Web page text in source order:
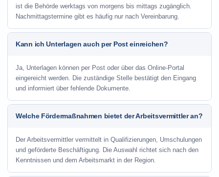
ist die Behörde werktags von morgens bis mittags zugänglich.
Nachmittagstermine gibt es häufig nur nach Vereinbarung.
Kann ich Unterlagen auch per Post einreichen?
Ja, Unterlagen können per Post oder über das Online-Portal
eingereicht werden. Die zuständige Stelle bestätigt den Eingang
und informiert über fehlende Dokumente.
Welche Fördermaßnahmen bietet der Arbeitsvermittler an?
Der Arbeitsvermittler vermittelt in Qualifizierungen, Umschulungen
und geförderte Beschäftigung. Die Auswahl richtet sich nach den
Kenntnissen und dem Arbeitsmarkt in der Region.